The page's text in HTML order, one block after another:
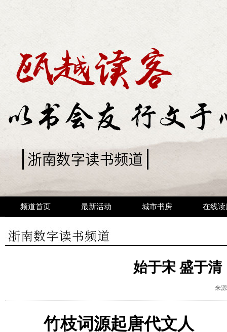
频道首页 最新活动 城市书房 在线读
始于宋 盛于
来
竹枝词源起唐代文人